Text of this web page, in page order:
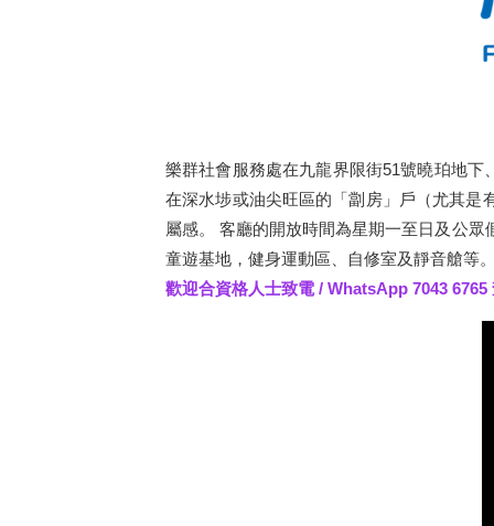
樂群社會服務處在九龍界限街51號曉珀地
在深水埗或油尖旺區的「劏房」戶（尤其是
屬感。 客廳的開放時間為星期一至日及公
童遊基地，健身運動區、自修室及靜音艙等
歡迎合資格人士致電 / WhatsApp 7043 6765